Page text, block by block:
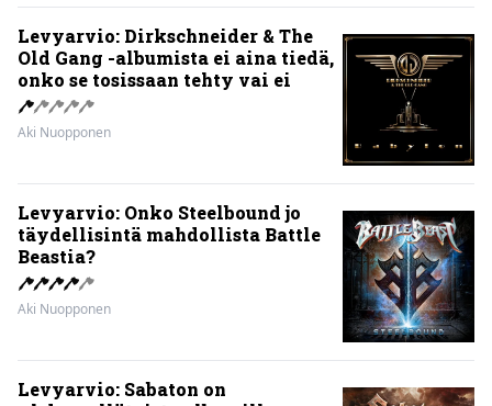
legendaarisuudesta
Aki Nuopponen
tekevät hienot pääroolit vuoden 1984
menestyselokuvassa